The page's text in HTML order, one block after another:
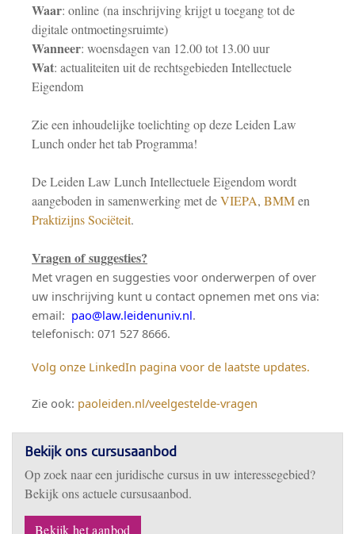
Waar: online (na inschrijving krijgt u toegang tot de
digitale ontmoetingsruimte)
Wanneer: woensdagen van 12.00 tot 13.00 uur
Wat: actualiteiten uit de rechtsgebieden Intellectuele
Eigendom
Zie een inhoudelijke toelichting op deze Leiden Law
Lunch onder het tab Programma!
De Leiden Law Lunch Intellectuele Eigendom wordt
aangeboden in samenwerking met deVIEPA, BMMen
Praktizijns Sociëteit.
Vragen of suggesties?
Met vragen en suggesties voor onderwerpen of over
uw inschrijving kunt u contact opnemen met ons via:
email: pao@law.leidenuniv.nl.
telefonisch: 071 527 8666.
Volg onze LinkedIn pagina voor de laatste updates.
Zie ook: paoleiden.nl/veelgestelde-vragen
Bekijk ons cursusaanbod
Op zoek naar een juridische cursus in uw interessegebied?
Bekijk ons actuele cursusaanbod.
Bekijk het aanbod